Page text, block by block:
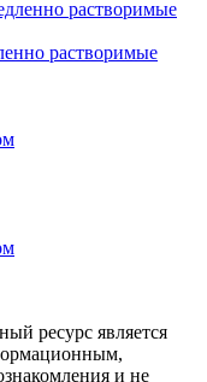
растворимые
ресурс является
и не